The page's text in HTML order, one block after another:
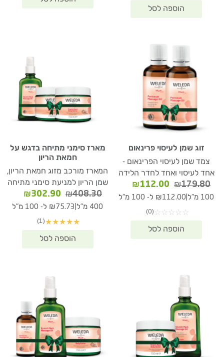
זוג שמן לעיסוי פרינאום
צמד שמן לעיסוי הפרינאום -
אחד לעיסוי ואחד לחדר הלידה
₪179.80
המחיר
המקורי
₪179.80.
₪112.00
המחיר
הנוכחי
100 מ"ל ₪112.00 ל- 100 מ"ל
☆
☆
☆
☆
☆
(0)
מארז סימני מתיחה בדגש על
חמאת הריון
המארז מורכב מזוג חמאת הריון,
שמן הריון למניעת סימני מתיחה
₪408.30
המחיר
המקורי
₪408.30.
₪302.90
הנוכחי
400 מ"ל ₪75.73 ל- 100 מ"ל
★
★
★
★
★
(1)